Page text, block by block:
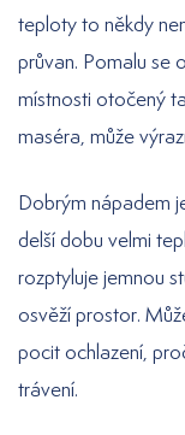
teploty to někdy
průvan. Pomalu se
místnosti otočený
maséra, může
Dobrým nápadem
delší dobu velmi
rozptyluje jemnou
osvěží prostor.
pocit ochlazení,
trávení.